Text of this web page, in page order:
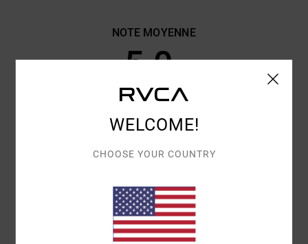
NOTE MOYENNE
5.0
100% DE NOS CLIENTS RECOMMANDENT CE PRODUIT
TAILLE
TROP GRAND
WELCOME!
CHOOSE YOUR COUNTRY